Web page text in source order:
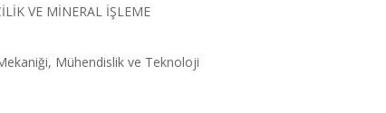
VE MİNERAL İŞLEME
Mühendislik ve Teknoloji